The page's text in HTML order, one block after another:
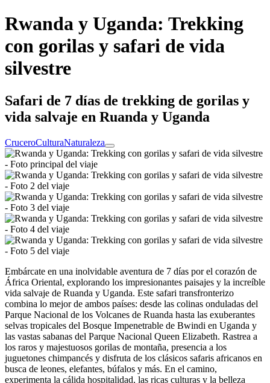
Rwanda y Uganda: Trekking
con gorilas y safari de vida
silvestre
Safari de 7 días de trekking de gorilas y
vida salvaje en Ruanda y Uganda
CruceroCulturaNaturaleza
Embárcate en una inolvidable aventura de 7 días por el corazón de
África Oriental, explorando los impresionantes paisajes y la increíble
vida salvaje de Ruanda y Uganda. Este safari transfronterizo
combina lo mejor de ambos países: desde las colinas onduladas del
Parque Nacional de los Volcanes de Ruanda hasta las exuberantes
selvas tropicales del Bosque Impenetrable de Bwindi en Uganda y
las vastas sabanas del Parque Nacional Queen Elizabeth. Rastrea a
los raros y majestuosos gorilas de montaña, presencia a los
juguetones chimpancés y disfruta de los clásicos safaris africanos en
busca de leones, elefantes, búfalos y más. En el camino,
experimenta la cálida hospitalidad, las ricas culturas y la belleza